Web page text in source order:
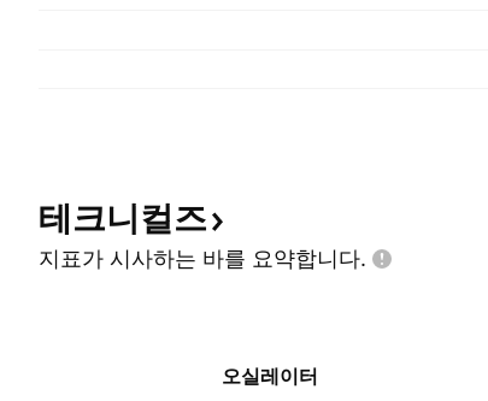
테크니컬즈
지표가 시사하는 바를 요약합니다.
오실레이터